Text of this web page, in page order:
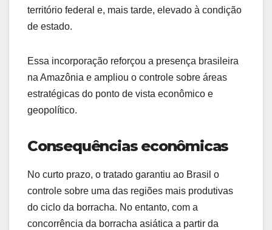
território federal e, mais tarde, elevado à condição
de estado.
Essa incorporação reforçou a presença brasileira
na Amazônia e ampliou o controle sobre áreas
estratégicas do ponto de vista econômico e
geopolítico.
Consequências econômicas
No curto prazo, o tratado garantiu ao Brasil o
controle sobre uma das regiões mais produtivas
do ciclo da borracha. No entanto, com a
concorrência da borracha asiática a partir da